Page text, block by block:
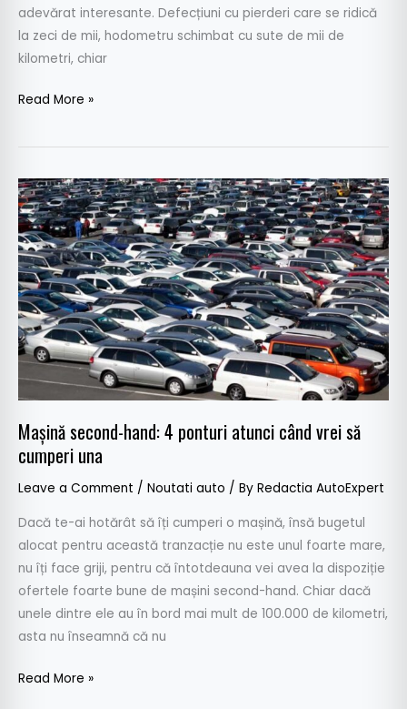
adevărat interesante. Defecțiuni cu pierderi care se ridică
la zeci de mii, hodometru schimbat cu sute de mii de
kilometri, chiar
Read More »
Mașină second-hand: 4 ponturi atunci când vrei să
cumperi una
Leave a Comment / Noutati auto / By Redactia AutoExpert
Dacă te-ai hotărât să îți cumperi o mașină, însă bugetul
alocat pentru această tranzacție nu este unul foarte mare,
nu îți face griji, pentru că întotdeauna vei avea la dispoziție
ofertele foarte bune de mașini second-hand. Chiar dacă
unele dintre ele au în bord mai mult de 100.000 de kilometri,
asta nu înseamnă că nu
Mașină
second-
hand:
4
ponturi
atunci
când
vrei
Read More »